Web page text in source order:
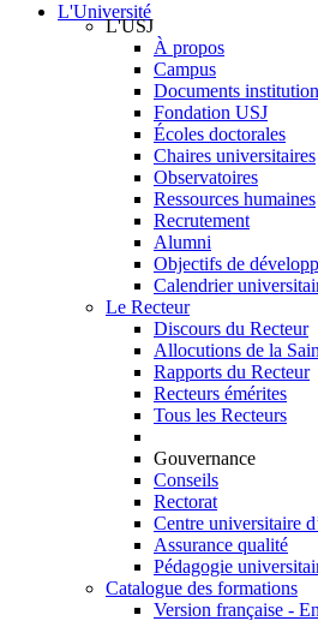
L'Université
L'USJ
À propos
Campus
Documents
Fondation USJ
Écoles doctorales
Chaires universitaires
Observatoires
Ressources humaines
Recrutement
Alumni
Objectifs de
Calendrier
Le Recteur
Discours du Recteur
Allocutions de la
Rapports du Recteur
Recteurs émérites
Tous les Recteurs
Gouvernance
Conseils
Rectorat
Centre universitaire
Assurance qualité
Pédagogie
Catalogue des formations
Version française -